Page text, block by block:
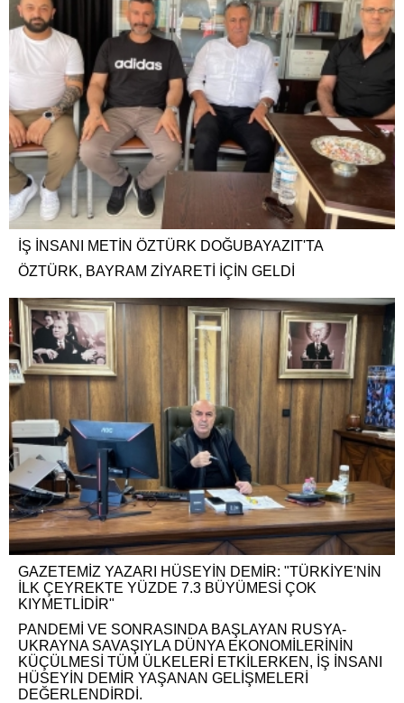
İŞ İNSANI METİN ÖZTÜRK DOĞUBAYAZIT'TA
ÖZTÜRK, BAYRAM ZİYARETİ İÇİN GELDİ
GAZETEMİZ YAZARI HÜSEYİN DEMİR: "TÜRKİYE'NİN
İLK ÇEYREKTE YÜZDE 7.3 BÜYÜMESİ ÇOK
KIYMETLİDİR"
PANDEMİ VE SONRASINDA BAŞLAYAN RUSYA-
UKRAYNA SAVAŞIYLA DÜNYA EKONOMİLERİNİN
KÜÇÜLMESİ TÜM ÜLKELERİ ETKİLERKEN, İŞ İNSANI
HÜSEYİN DEMİR YAŞANAN GELİŞMELERİ
DEĞERLENDİRDİ.